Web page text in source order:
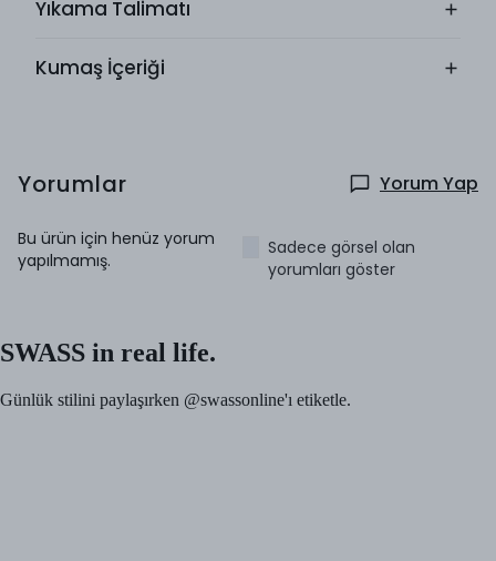
Yıkama Talimatı
Kumaş İçeriği
Yorumlar Yorum Yap
Bu ürün için henüz yorum
yapılmamış.
Sadece görsel olan
yorumları göster